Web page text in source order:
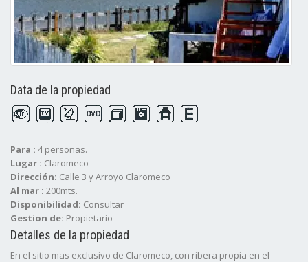
Data de la propiedad
Para : 4 personas.
Lugar : Claromeco
Dirección: Calle 3 y Arroyo Claromeco
Al mar : 200mts.
Disponibilidad: Consultar
Gestion de: Propietario
Detalles de la propiedad
En el sitio mas exclusivo de Claromeco, con ribera propia en el